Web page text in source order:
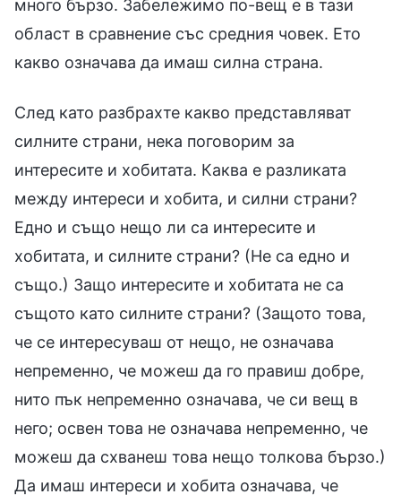
много бързо. Забележимо по-вещ е в тази
област в сравнение със средния човек. Ето
какво означава да имаш силна страна.
След като разбрахте какво представляват
силните страни, нека поговорим за
интересите и хобитата. Каква е разликата
между интереси и хобита, и силни страни?
Едно и също нещо ли са интересите и
хобитата, и силните страни? (Не са едно и
също.) Защо интересите и хобитата не са
същото като силните страни? (Защото това,
че се интересуваш от нещо, не означава
непременно, че можеш да го правиш добре,
нито пък непременно означава, че си вещ в
него; освен това не означава непременно, че
можеш да схванеш това нещо толкова бързо.)
Да имаш интереси и хобита означава, че